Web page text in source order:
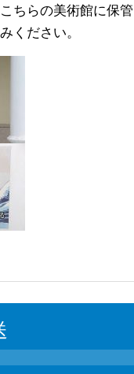
ちらの美術館に保管
ください。